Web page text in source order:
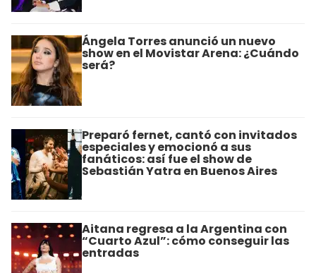
Ángela Torres anunció un nuevo
show en el Movistar Arena: ¿Cuándo
será?
Preparó fernet, cantó con invitados
especiales y emocionó a sus
fanáticos: así fue el show de
Sebastián Yatra en Buenos Aires
Aitana regresa a la Argentina con
“Cuarto Azul”: cómo conseguir las
entradas